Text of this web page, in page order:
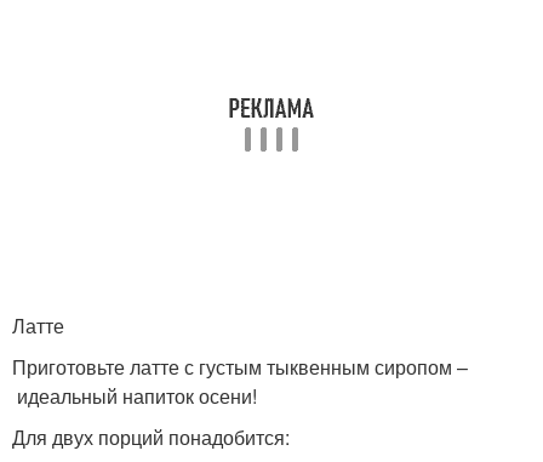
Латте
Приготовьте латте с густым тыквенным сиропом –
идеальный напиток осени!
Для двух порций понадобится: